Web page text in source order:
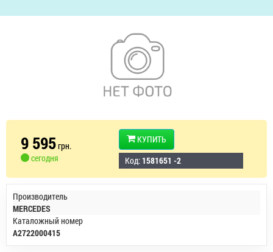
9 595грн.
сегодня
КУПИТЬ
Код: 1581651 -2
Производитель
MERCEDES
Каталожный номер
A2722000415